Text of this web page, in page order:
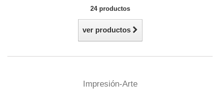
24 productos
ver productos
Impresión-Arte